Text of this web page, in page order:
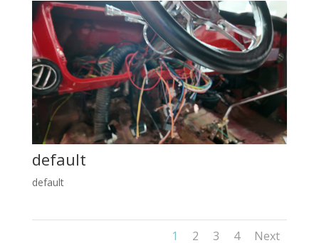
default
default
1 2 3 4 Next